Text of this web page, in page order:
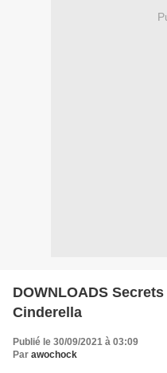
DOWNLOADS
Cinderella
Publié le 30/09/2021 à 03:09
Par awochock